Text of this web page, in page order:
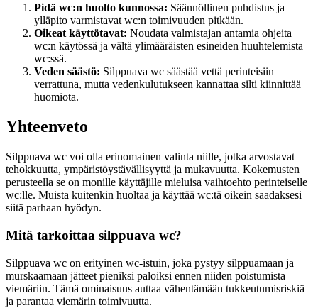
Pidä wc:n huolto kunnossa: Säännöllinen puhdistus ja
ylläpito varmistavat wc:n toimivuuden pitkään.
Oikeat käyttötavat: Noudata valmistajan antamia ohjeita
wc:n käytössä ja vältä ylimääräisten esineiden huuhtelemista
wc:ssä.
Veden säästö: Silppuava wc säästää vettä perinteisiin
verrattuna, mutta vedenkulutukseen kannattaa silti kiinnittää
huomiota.
Yhteenveto
Silppuava wc voi olla erinomainen valinta niille, jotka arvostavat
tehokkuutta, ympäristöystävällisyyttä ja mukavuutta. Kokemusten
perusteella se on monille käyttäjille mieluisa vaihtoehto perinteiselle
wc:lle. Muista kuitenkin huoltaa ja käyttää wc:tä oikein saadaksesi
siitä parhaan hyödyn.
Mitä tarkoittaa silppuava wc?
Silppuava wc on erityinen wc-istuin, joka pystyy silppuamaan ja
murskaamaan jätteet pieniksi paloiksi ennen niiden poistumista
viemäriin. Tämä ominaisuus auttaa vähentämään tukkeutumisriskiä
ja parantaa viemärin toimivuutta.